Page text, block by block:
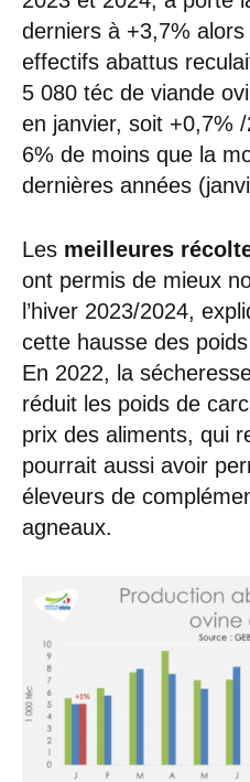
derniers à +3,7%
effectifs abattus
5 080 téc de viande
en janvier, soit +0,7%
6% de moins que la
dernières années
Les meilleures
ont permis de mieux
l’hiver 2023/2024,
cette hausse des
En 2022, la
réduit les poids de
prix des aliments, qui
pourrait aussi avoir
éleveurs de
agneaux.